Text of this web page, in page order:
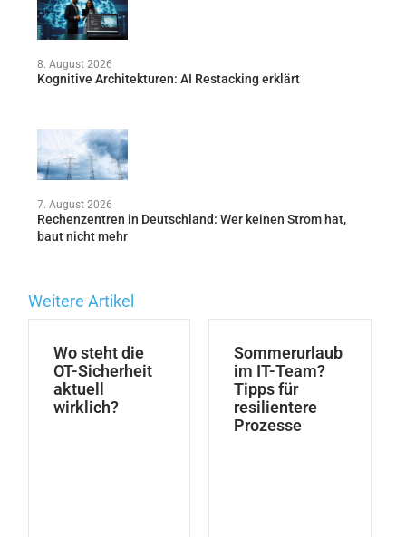
8. August 2026
Kognitive Architekturen: AI Restacking erklärt
7. August 2026
Rechenzentren in Deutschland: Wer keinen Strom hat,
baut nicht mehr
Weitere Artikel
Wo steht die
OT-Sicherheit
aktuell
wirklich?
Sommerurlaub
im IT-Team?
Tipps für
resilientere
Prozesse